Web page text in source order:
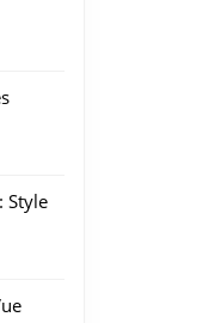
Style